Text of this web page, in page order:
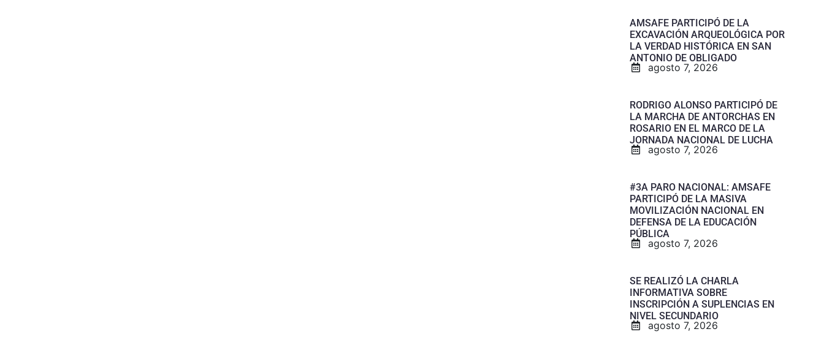
AMSAFE PARTICIPÓ DE LA
EXCAVACIÓN ARQUEOLÓGICA POR
LA VERDAD HISTÓRICA EN SAN
ANTONIO DE OBLIGADO
agosto 7, 2026
RODRIGO ALONSO PARTICIPÓ DE
LA MARCHA DE ANTORCHAS EN
ROSARIO EN EL MARCO DE LA
JORNADA NACIONAL DE LUCHA
agosto 7, 2026
#3A PARO NACIONAL: AMSAFE
PARTICIPÓ DE LA MASIVA
MOVILIZACIÓN NACIONAL EN
DEFENSA DE LA EDUCACIÓN
PÚBLICA
agosto 7, 2026
SE REALIZÓ LA CHARLA
INFORMATIVA SOBRE
INSCRIPCIÓN A SUPLENCIAS EN
NIVEL SECUNDARIO
agosto 7, 2026